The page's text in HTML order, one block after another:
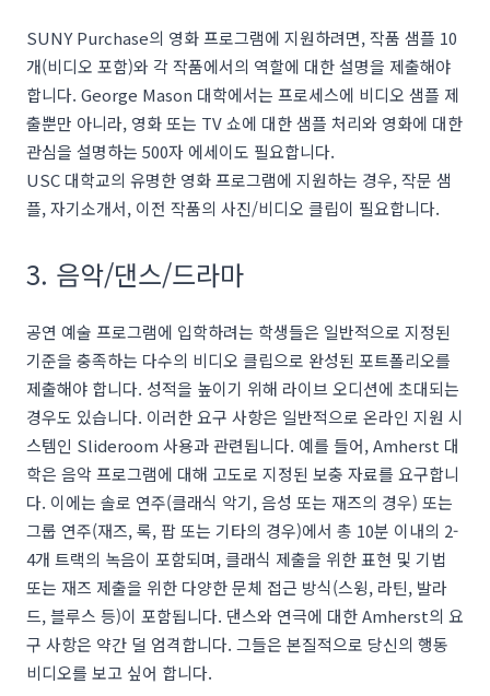
SUNY Purchase의 영화 프로그램에 지원하려면, 작품 샘플 10
개(비디오 포함)와 각 작품에서의 역할에 대한 설명을 제출해야
합니다. George Mason 대학에서는 프로세스에 비디오 샘플 제
출뿐만 아니라, 영화 또는 TV 쇼에 대한 샘플 처리와 영화에 대한
관심을 설명하는 500자 에세이도 필요합니다.
USC 대학교의 유명한 영화 프로그램에 지원하는 경우, 작문 샘
플, 자기소개서, 이전 작품의 사진/비디오 클립이 필요합니다.
3. 음악/댄스/드라마
공연 예술 프로그램에 입학하려는 학생들은 일반적으로 지정된
기준을 충족하는 다수의 비디오 클립으로 완성된 포트폴리오를
제출해야 합니다. 성적을 높이기 위해 라이브 오디션에 초대되는
경우도 있습니다. 이러한 요구 사항은 일반적으로 온라인 지원 시
스템인 Slideroom 사용과 관련됩니다. 예를 들어, Amherst 대
학은 음악 프로그램에 대해 고도로 지정된 보충 자료를 요구합니
다. 이에는 솔로 연주(클래식 악기, 음성 또는 재즈의 경우) 또는
그룹 연주(재즈, 록, 팝 또는 기타의 경우)에서 총 10분 이내의 2-
4개 트랙의 녹음이 포함되며, 클래식 제출을 위한 표현 및 기법
또는 재즈 제출을 위한 다양한 문체 접근 방식(스윙, 라틴, 발라
드, 블루스 등)이 포함됩니다. 댄스와 연극에 대한 Amherst의 요
구 사항은 약간 덜 엄격합니다. 그들은 본질적으로 당신의 행동
비디오를 보고 싶어 합니다.